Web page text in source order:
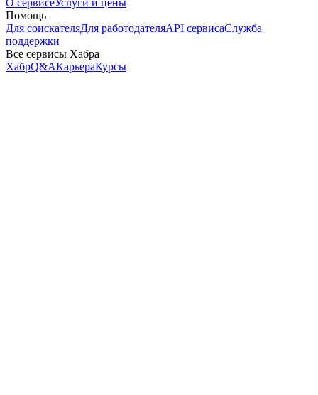
О сервисеУслуги и цены
Помощь
Для соискателяДля работодателяAPI сервисаСлужба
поддержки
Все сервисы Хабра
ХабрQ&AКарьераКурсы